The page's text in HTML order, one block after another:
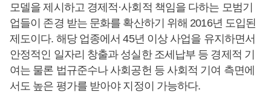
모델을 제시하고 경제적·사회적 책임을 다하는 모범기
업들이 존경 받는 문화를 확산하기 위해 2016년 도입된
제도이다. 해당 업종에서 45년 이상 사업을 유지하면서
안정적인 일자리 창출과 성실한 조세납부 등 경제적 기
여는 물론 법규준수나 사회공헌 등 사회적 기여 측면에
서도 높은 평가를 받아야 지정이 가능하다.